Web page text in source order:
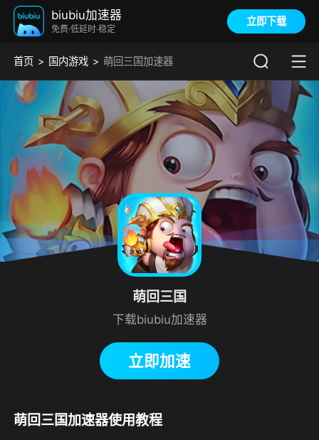
biubiu加速器
免费·低延时·稳定
立即下载
首页 国内游戏 萌回三国加速器
萌回三国
下载biubiu加速器
立即加速
萌回三国加速器使用教程